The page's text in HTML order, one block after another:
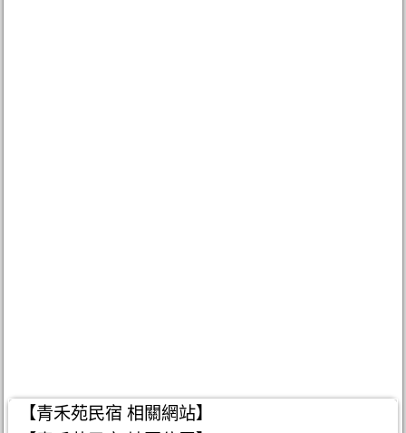
【青禾苑民宿 相關網站】